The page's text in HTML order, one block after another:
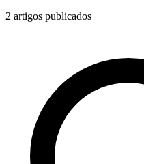
2 artigos publicados